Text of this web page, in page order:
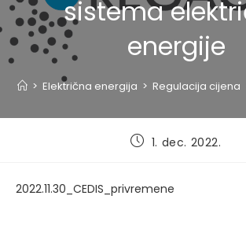
sistema
energije
> Električna energija > Regulacija cijena
Post1. dec. 2022.
2022.11.30_CEDIS_privremene